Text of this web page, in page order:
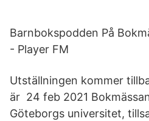
Barnbokspodden På
- Player FM
Utställningen kommer
är 24 feb 2021
Göteborgs universitet,